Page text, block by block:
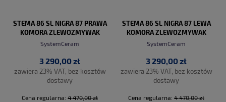
STEMA 86 SL NIGRA 87 PRAWA
KOMORA ZLEWOZMYWAK
CERAMICZNY PROMO
SystemCeram
3 290,00 zł
zawiera 23% VAT, bez kosztów
dostawy
Cena regularna: 4 470,00 zł
STEMA 86 SL NIGRA 87 LEWA
KOMORA ZLEWOZMYWAK
CERAMICZNY PROMO
SystemCeram
3 290,00 zł
zawiera 23% VAT, bez kosztów
dostawy
Cena regularna: 4 470,00 zł